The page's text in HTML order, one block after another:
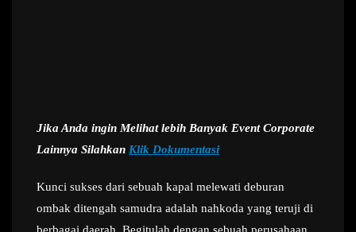
Jika Anda ingin Melihat lebih Banyak Event Corporate
Lainnya Silahkan Klik Dokumentasi
Kunci sukses dari sebuah kapal melewati deburan
ombak ditengah samudra adalah nahkoda yang teruji di